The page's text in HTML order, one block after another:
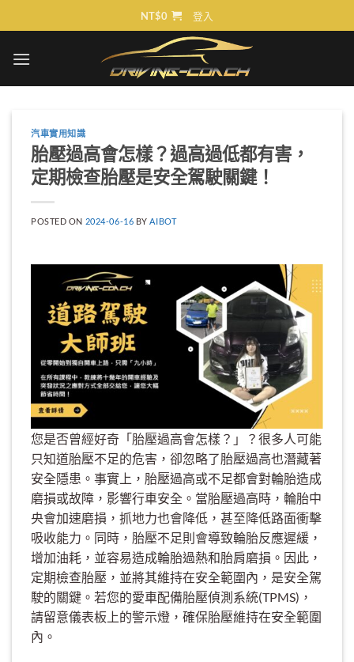
to
NT$0 登入
汽車實用知識
胎壓過高會怎樣？過高過低都有害，
定期檢查胎壓是安全駕駛關鍵！
POSTED ON 2024-06-16 BY AIBOT
您是否曾經好奇「胎壓過高會怎樣？」？很多人可能
只知道胎壓不足的危害，卻忽略了胎壓過高也潛藏著
安全隱患。事實上，胎壓過高或不足都會對輪胎造成
磨損或故障，影響行車安全。當胎壓過高時，輪胎中
央會加速磨損，抓地力也會降低，甚至降低路面衝擊
吸收能力。同時，胎壓不足則會導致輪胎反應遲緩，
增加油耗，並容易造成輪胎過熱和胎肩磨損。因此，
定期檢查胎壓，並將其維持在安全範圍內，是安全駕
駛的關鍵。若您的愛車配備胎壓偵測系統(TPMS)，
請留意儀表板上的警示燈，確保胎壓維持在安全範圍
內。